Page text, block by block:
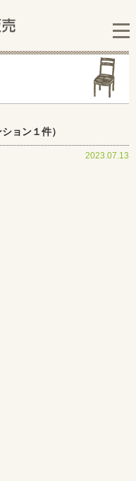
ョン１件）
2023.07.13